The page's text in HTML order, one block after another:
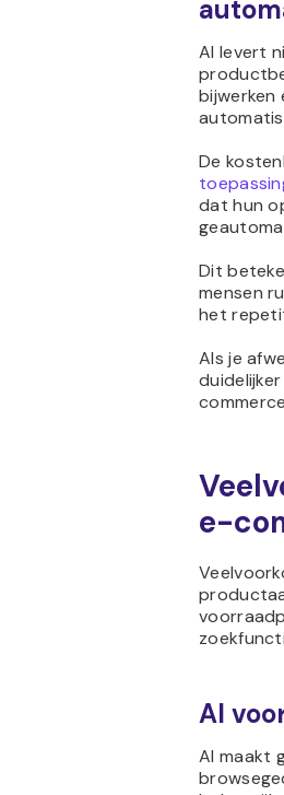
AI levert
bijwerken
De
dat hun
Dit
mensen
het
Als je
e-
AI
AI maakt